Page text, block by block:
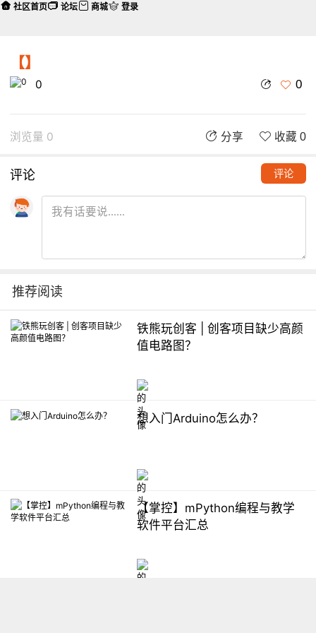
【】
0 0
浏览量 0 分享 收藏 0
评论 评论
推荐阅读
铁熊玩创客 | 创客项目缺少高颜
值电路图？
想入门Arduino怎么办？
【掌控】mPython编程与教学
软件平台汇总
社区首页 论坛 商城 登录